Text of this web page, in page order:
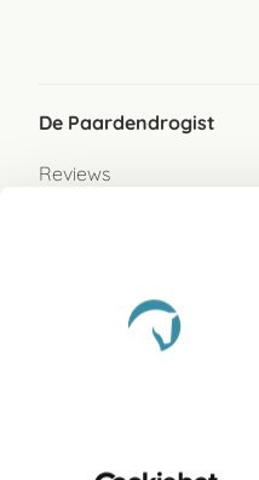
De Paardendrogist
Reviews